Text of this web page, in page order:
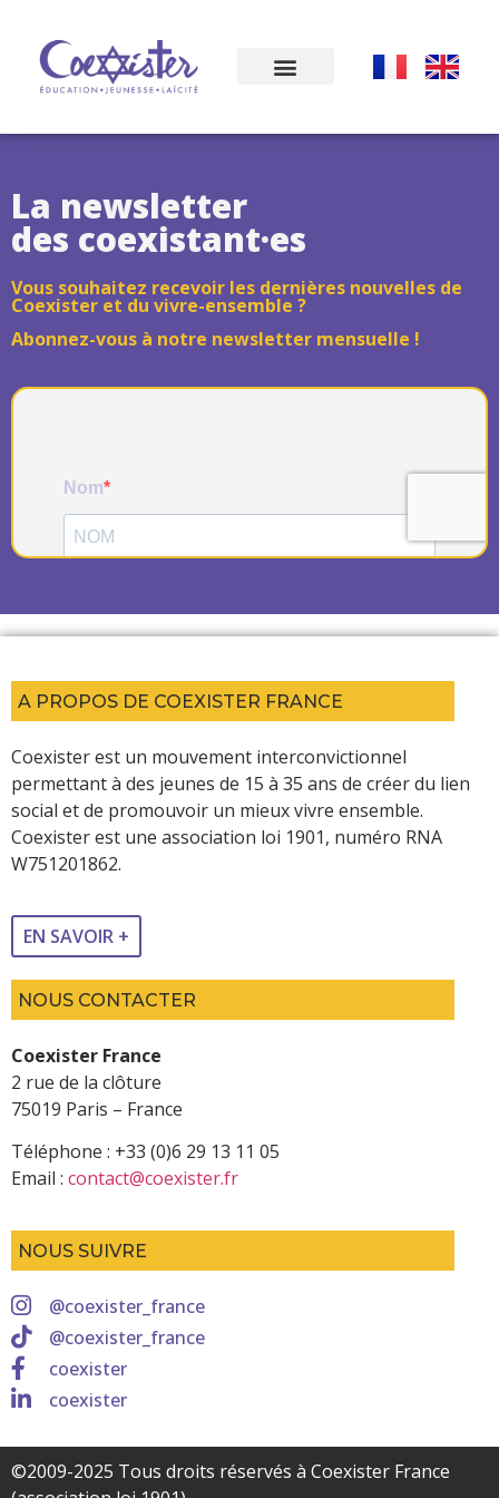
La newsletter
des coexistant·es
Vous souhaitez recevoir les dernières nouvelles de
Coexister et du vivre-ensemble ?
Abonnez-vous à notre newsletter mensuelle !
A PROPOS DE COEXISTER FRANCE
Coexister est un mouvement interconvictionnel
permettant à des jeunes de 15 à 35 ans de créer du lien
social et de promouvoir un mieux vivre ensemble.
Coexister est une association loi 1901, numéro RNA
W751201862.
EN SAVOIR +
NOUS CONTACTER
Coexister France
2 rue de la clôture
75019 Paris – France
Téléphone : +33 (0)6 29 13 11 05
Email : contact@coexister.fr
NOUS SUIVRE
@coexister_france
@coexister_france
coexister
coexister
©2009-2025 Tous droits réservés à Coexister France